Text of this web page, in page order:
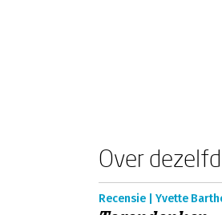
Over
Recensie | Yvette